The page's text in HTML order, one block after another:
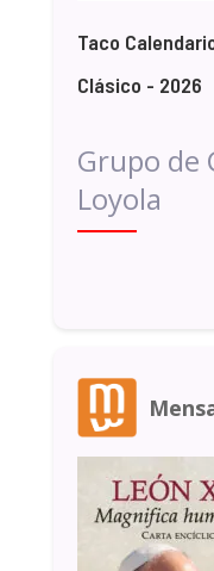
Taco
Clásico - 2026
Grupo de
Loyola